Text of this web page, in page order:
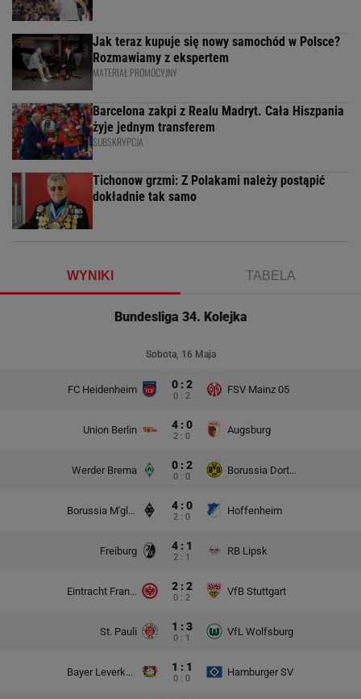
Jak teraz kupuje się nowy samochód w Polsce?
Rozmawiamy z ekspertem
MATERIAŁ PROMOCYJNY
Barcelona zakpi z Realu Madryt. Cała Hiszpania
żyje jednym transferem
SUBSKRYPCJA
Tichonow grzmi: Z Polakami należy postąpić
dokładnie tak samo
WYNIKI TABELA
Bundesliga 34. Kolejka
Sobota, 16 Maja
FC Heidenheim 0 : 2
0 : 2
FSV Mainz 05
Union Berlin 4 : 0
2 : 0
Augsburg
Werder Brema 0 : 2
0 : 0
Borussia Dortmund
Borussia M'gladbach 4 : 0
2 : 0
Hoffenheim
Freiburg 4 : 1
2 : 1
RB Lipsk
Eintracht Frankfurt 2 : 2
0 : 2
VfB Stuttgart
St. Pauli 1 : 3
0 : 1
VfL Wolfsburg
Bayer Leverkusen 1 : 1
0 : 0
Hamburger SV